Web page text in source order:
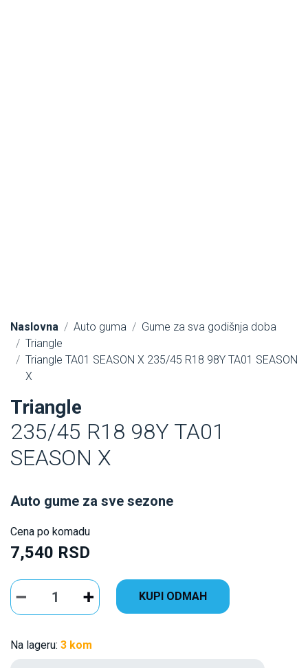
Naslovna Auto guma
Gume za sva godišnja doba
Triangle
Triangle TA01 SEASON X 235/45 R18 98Y TA01 SEASON
X
Triangle
235/45 R18 98Y TA01
SEASON X
Auto gume za sve sezone
Cena po komadu
7,540 RSD
KUPI ODMAH
Na lageru: 3 kom